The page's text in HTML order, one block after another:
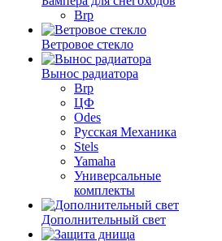
Brp
Ветровое стекло
Вынос радиатора
Brp
ЦФ
Odes
Русская Механика
Stels
Yamaha
Универсальные
комплекты
Дополнительный свет